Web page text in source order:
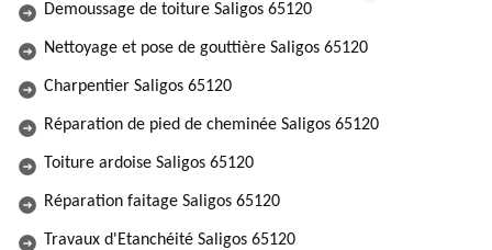
Demoussage de toiture Saligos 65120
Nettoyage et pose de gouttière Saligos 65120
Charpentier Saligos 65120
Réparation de pied de cheminée Saligos 65120
Toiture ardoise Saligos 65120
Réparation faitage Saligos 65120
Travaux d'Etanchéité Saligos 65120